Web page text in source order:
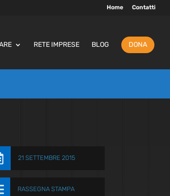
Home Contatti
RETE IMPRESE BLOG DONA
21 SETTEMBRE 2015
RASSEGNA STAMPA